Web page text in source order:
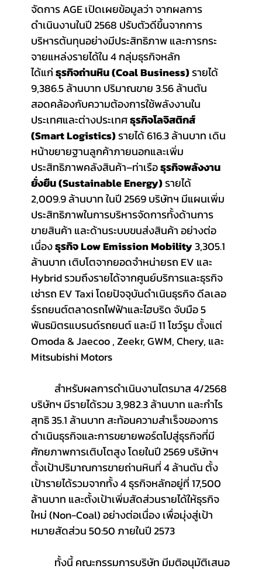
จัดการ AGE เปิดเผยข้อมูลว่า จากผลการ
ดำเนินงานในปี 2568 ปรับตัวดีขึ้นจากการ
บริหารต้นทุนอย่างมีประสิทธิภาพ และการกระ
จายแหล่งรายได้ใน 4 กลุ่มธุรกิจหลัก
ได้แก่ ธุรกิจถ่านหิน (Coal Business) รายได้
9,386.5 ล้านบาท ปริมาณขาย 3.56 ล้านตัน
สอดคล้องกับความต้องการใช้พลังงานใน
ประเทศและต่างประเทศ ธุรกิจโลจิสติกส์
(Smart Logistics) รายได้ 616.3 ล้านบาท เดิน
หน้าขยายฐานลูกค้าภายนอกและเพิ่ม
ประสิทธิภาพคลังสินค้า–ท่าเรือ ธุรกิจพลังงาน
ยั่งยืน (Sustainable Energy) รายได้
2,009.9 ล้านบาท ในปี 2569 บริษัทฯ มีแผนเพิ่ม
ประสิทธิภาพในการบริหารจัดการทั้งด้านการ
ขายสินค้า และด้านระบบขนส่งสินค้า อย่างต่อ
เนื่อง ธุรกิจ Low Emission Mobility 3,305.1
ล้านบาท เติบโตจากยอดจำหน่ายรถ EV และ
Hybrid รวมถึงรายได้จากศูนย์บริการและธุรกิจ
เช่ารถ EV Taxi โดยปัจจุบันดำเนินธุรกิจ ดีลเลอ
ร์รถยนต์ตลาดรถไฟฟ้าและไฮบริด จับมือ 5
พันธมิตรแบรนด์รถยนต์ และมี 11 โชว์รูม ตั้งแต่
Omoda & Jaecoo , Zeekr, GWM, Chery, และ
Mitsubishi Motors
	สำหรับผลการดำเนินงานไตรมาส 4/2568
บริษัทฯ มีรายได้รวม 3,982.3 ล้านบาท และกำไร
สุทธิ 35.1 ล้านบาท สะท้อนความสำเร็จของการ
ดำเนินธุรกิจและการขยายพอร์ตไปสู่ธุรกิจที่มี
ศักยภาพการเติบโตสูง โดยในปี 2569 บริษัทฯ
ตั้งเป้าปริมาณการขายถ่านหินที่ 4 ล้านตัน ตั้ง
เป้ารายได้รวมจากทั้ง 4 ธุรกิจหลักอยู่ที่ 17,500
ล้านบาท และตั้งเป้าเพิ่มสัดส่วนรายได้ให้ธุรกิจ
ใหม่ (Non-Coal) อย่างต่อเนื่อง เพื่อมุ่งสู่เป้า
หมายสัดส่วน 50:50 ภายในปี 2573